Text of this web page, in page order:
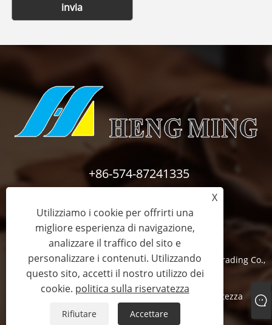
invia
+86-574-87241335
inquiry@hengmingnb.com
Copyright © 2024 Ningbo HengMing Industiral and Trading Co.,
Ltd. Tutti i diritti riservati.
Sitemap RSS XML politica sulla riservatezza
X
Utilizziamo i cookie per offrirti una
migliore esperienza di navigazione,
analizzare il traffico del sito e
personalizzare i contenuti. Utilizzando
questo sito, accetti il ​​nostro utilizzo dei
cookie. politica sulla riservatezza
Rifiutare Accettare